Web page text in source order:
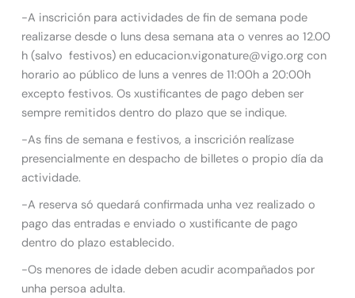
-A inscrición para actividades de fin de semana pode
realizarse desde o luns desa semana ata o venres ao 12.00
h (salvo festivos) en educacion.vigonature@vigo.org con
horario ao público de luns a venres de 11:00h a 20:00h
excepto festivos. Os xustificantes de pago deben ser
sempre remitidos dentro do plazo que se indique.
-As fins de semana e festivos, a inscrición realízase
presencialmente en despacho de billetes o propio día da
actividade.
-A reserva só quedará confirmada unha vez realizado o
pago das entradas e enviado o xustificante de pago
dentro do plazo establecido.
-Os menores de idade deben acudir acompañados por
unha persoa adulta.